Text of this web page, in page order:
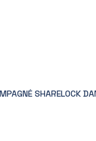
SHARELOCK